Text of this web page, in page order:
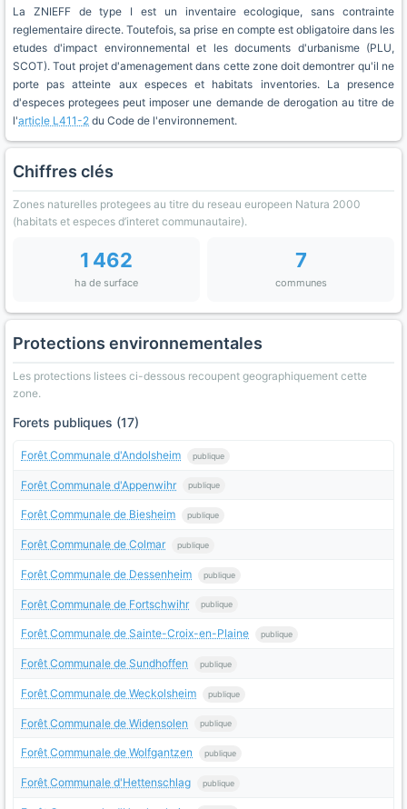
La ZNIEFF de type I est un inventaire ecologique, sans contrainte
reglementaire directe. Toutefois, sa prise en compte est obligatoire dans les
etudes d'impact environnemental et les documents d'urbanisme (PLU,
SCOT). Tout projet d'amenagement dans cette zone doit demontrer qu'il ne
porte pas atteinte aux especes et habitats inventories. La presence
d'especes protegees peut imposer une demande de derogation au titre de
l'article L411-2 du Code de l'environnement.
Chiffres clés
Zones naturelles protegees au titre du reseau europeen Natura 2000
(habitats et especes d’interet communautaire).
1 462
ha de surface
7
communes
Protections environnementales
Les protections listees ci-dessous recoupent geographiquement cette
zone.
Forets publiques (17)
Forêt Communale d'Andolsheim publique
Forêt Communale d'Appenwihr publique
Forêt Communale de Biesheim publique
Forêt Communale de Colmar publique
Forêt Communale de Dessenheim publique
Forêt Communale de Fortschwihr publique
Forêt Communale de Sainte-Croix-en-Plaine publique
Forêt Communale de Sundhoffen publique
Forêt Communale de Weckolsheim publique
Forêt Communale de Widensolen publique
Forêt Communale de Wolfgantzen publique
Forêt Communale d'Hettenschlag publique